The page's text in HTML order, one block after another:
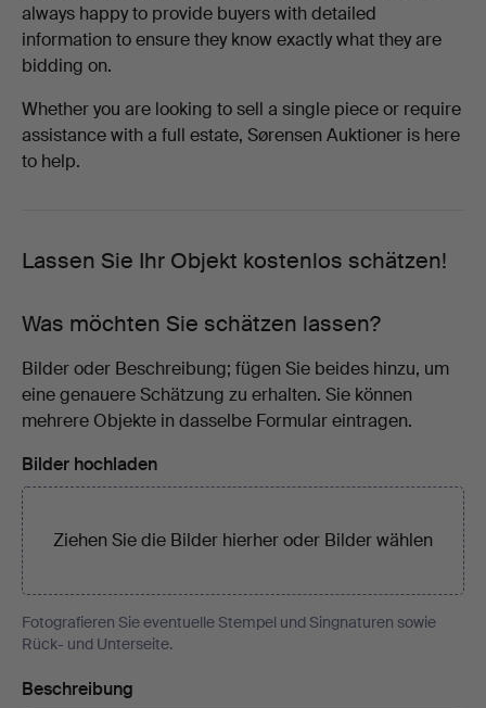
always happy to provide buyers with detailed
information to ensure they know exactly what they are
bidding on.
Whether you are looking to sell a single piece or require
assistance with a full estate, Sørensen Auktioner is here
to help.
Lassen Sie Ihr Objekt kostenlos schätzen!
Was möchten Sie schätzen lassen?
Bilder oder Beschreibung; fügen Sie beides hinzu, um
eine genauere Schätzung zu erhalten. Sie können
mehrere Objekte in dasselbe Formular eintragen.
Bilder hochladen
Ziehen Sie die Bilder hierher oder Bilder wählen
Fotografieren Sie eventuelle Stempel und Singnaturen sowie
Rück- und Unterseite.
Beschreibung